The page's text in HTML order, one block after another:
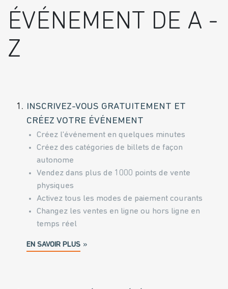
ÉVÉNEMENT DE A -
Z
1. INSCRIVEZ-VOUS GRATUITEMENT ET
CRÉEZ VOTRE ÉVÉNEMENT
Créez l'événement en quelques minutes
Créez des catégories de billets de façon
autonome
Vendez dans plus de 1000 points de vente
physiques
Activez tous les modes de paiement courants
Changez les ventes en ligne ou hors ligne en
temps réel
EN SAVOIR PLUS